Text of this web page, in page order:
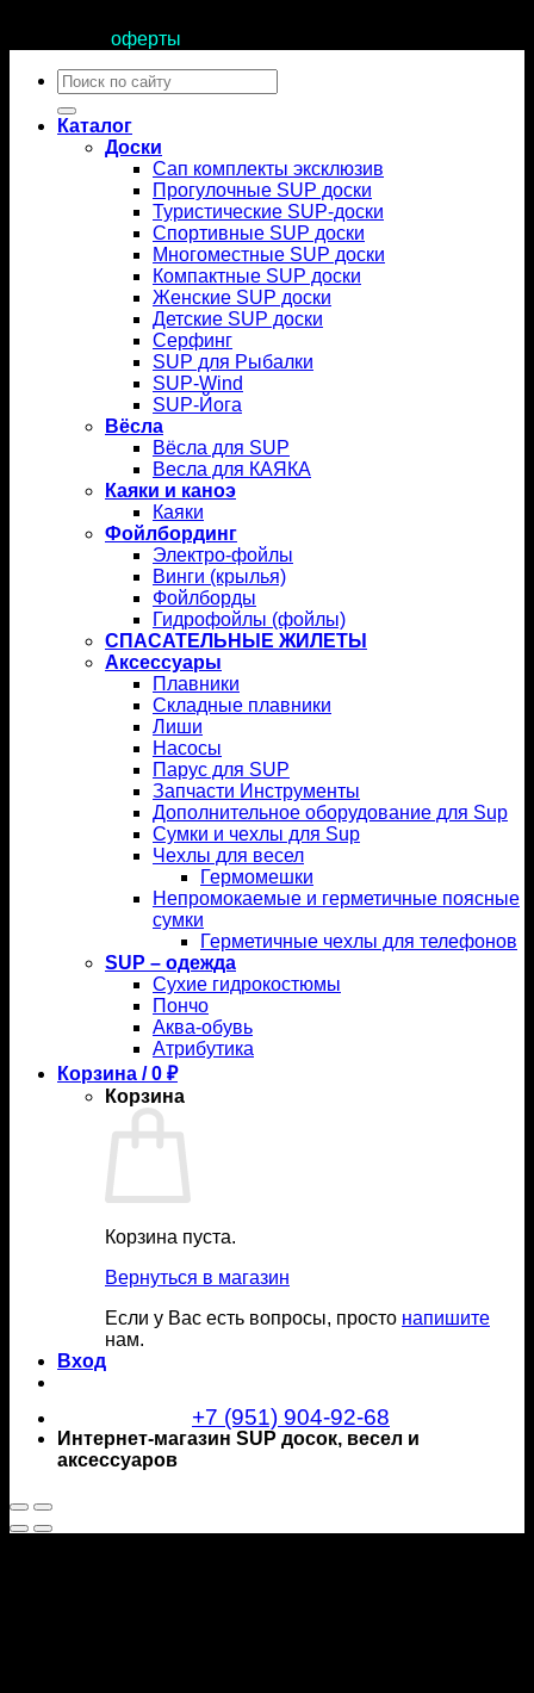
оферты
Искать:
Каталог
Доски
Сап комплекты эксклюзив
Прогулочные SUP доски
Туристические SUP-доски
Спортивные SUP доски
Многоместные SUP доски
Компактные SUP доски
Женские SUP доски
Детские SUP доски
Серфинг
SUP для Рыбалки
SUP-Wind
SUP-Йога
Вёсла
Вёсла для SUP
Весла для КАЯКА
Каяки и каноэ
Каяки
Фойлбординг
Электро-фойлы
Винги (крылья)
Фойлборды
Гидрофойлы (фойлы)
СПАСАТЕЛЬНЫЕ ЖИЛЕТЫ
Аксессуары
Плавники
Складные плавники
Лиши
Насосы
Парус для SUP
Запчасти Инструменты
Дополнительное оборудование для Sup
Сумки и чехлы для Sup
Чехлы для весел
Гермомешки
Непромокаемые и герметичные поясные
сумки
Герметичные чехлы для телефонов
SUP – одежда
Сухие гидрокостюмы
Пончо
Аква-обувь
Атрибутика
Корзина /0 ₽
Корзина
Корзина пуста.
Вернуться в магазин
Если у Вас есть вопросы, просто напишите
нам.
Вход
+7 (951) 904-92-68
Интернет-магазин SUP досок, весел и
аксессуаров